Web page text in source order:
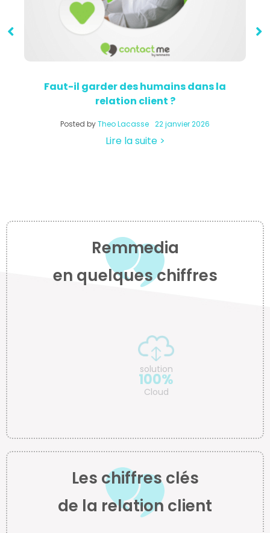
Faut-il garder des humains dans la
relation client ?
Posted byTheo Lacasse 22 janvier 2026
Lire la suite >
Remmedia
en quelques chiffres
solution
100%
Cloud
Les chiffres clés
de la relation client